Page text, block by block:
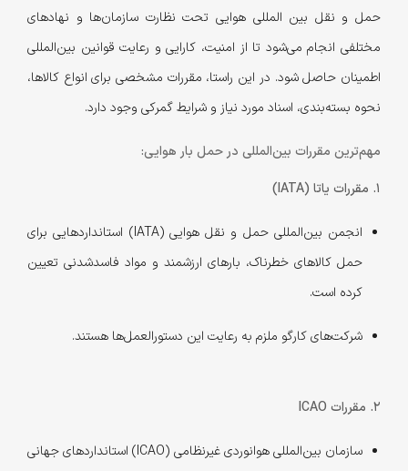
حمل و نقل بین المللی هوایی تحت نظارت سازمان‌ها و نهادهای
مختلفی انجام می‌شود تا از امنیت، کارایی و رعایت قوانین بین‌المللی
اطمینان حاصل شود. در این راستا، مقررات مشخصی برای انواع کالاها،
نحوه بسته‌بندی، اسناد مورد نیاز و شرایط گمرکی وجود دارد.
مهم‌ترین مقررات بین‌المللی در حمل بار هوایی:
1. مقررات یاتا (IATA)
انجمن بین‌المللی حمل و نقل هوایی (IATA) استانداردهایی برای
حمل کالاهای خطرناک، بارهای ارزشمند و مواد فاسدشدنی تعیین
کرده است.
شرکت‌های کارگو ملزم به رعایت این دستورالعمل‌ها هستند.
2. مقررات ICAO
سازمان بین‌المللی هوانوردی غیرنظامی (ICAO) استانداردهای جهانی